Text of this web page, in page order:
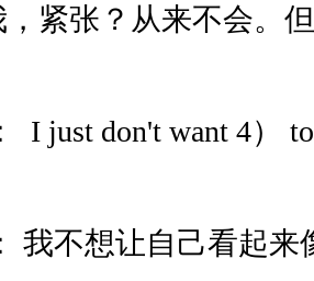
张？从来不会。但
don't want 4） to
不想让自己看起来